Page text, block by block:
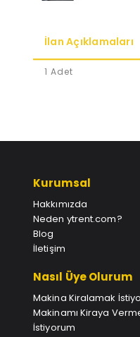
İlan Açıklamaları
1 Adet
Kurumsal
Hakkımızda
Neden ytrent.com?
Blog
İletişim
Nasıl Üye Olurum
Makina Kiralamak
Makinamı Kiraya
İstiyorum